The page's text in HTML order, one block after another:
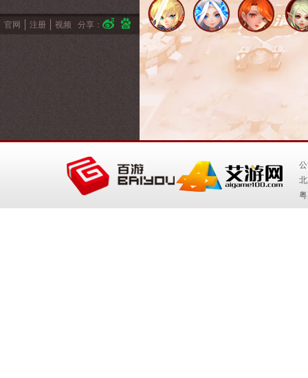
官网 注册 视频 分享：